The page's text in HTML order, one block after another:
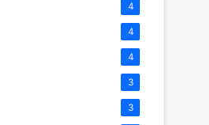
4
4
4
3
3